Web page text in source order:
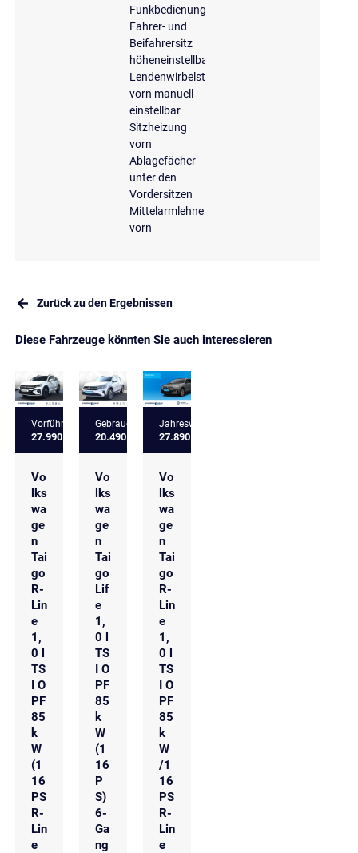
Funkbedienung
Fahrer- und
Beifahrersitz
höheneinstellbar
Lendenwirbelstütze
vorn manuell
einstellbar
Sitzheizung
vorn
Ablagefächer
unter den
Vordersitzen
Mittelarmlehne
vorn
Zurück zu den Ergebnissen
Diese Fahrzeuge könnten Sie auch interessieren
Vorführfahrzeug
27.990 €
Vo
lks
wa
ge
n
Tai
go
R-
Lin
e
1,
0 l
TS
I O
PF
85
k
W
(1
16
PS
R-
Lin
e
Gebrauchtfahrzeug
20.490 €
Vo
lks
wa
ge
n
Tai
go
Lif
e
1,
0 l
TS
I O
PF
85
k
W
(1
16
P
S)
6-
Ga
ng
Jahreswagen
27.890 €
Vo
lks
wa
ge
n
Tai
go
R-
Lin
e
1,
0 l
TS
I O
PF
85
k
W
/1
16
PS
R-
Lin
e